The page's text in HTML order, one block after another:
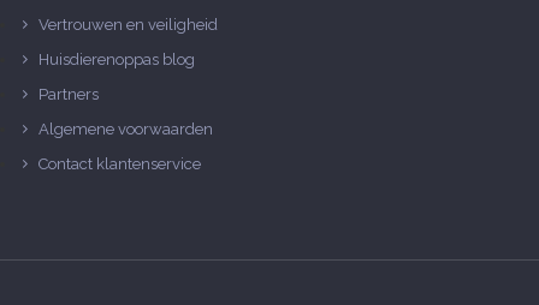
Vertrouwen en veiligheid
Huisdierenoppas blog
Partners
Algemene voorwaarden
Contact klantenservice